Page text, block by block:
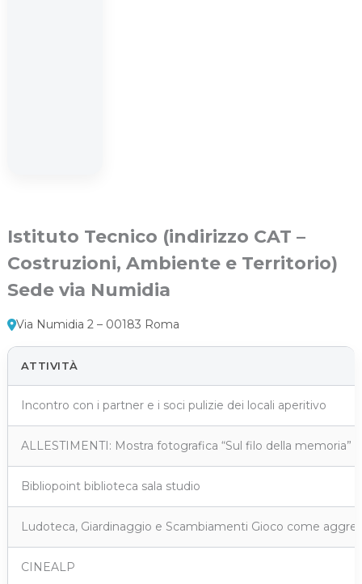
Istituto Tecnico (indirizzo CAT –
Costruzioni, Ambiente e Territorio)
Sede via Numidia
Via Numidia 2 – 00183 Roma
ATTIVITÀ
Incontro con i partner e i soci pulizie dei locali aperitivo
ALLESTIMENTI: Mostra fotografica “Sul filo della
Bibliopoint biblioteca sala studio
Ludoteca, Giardinaggio e Scambiamenti Gioco come
CINEALP